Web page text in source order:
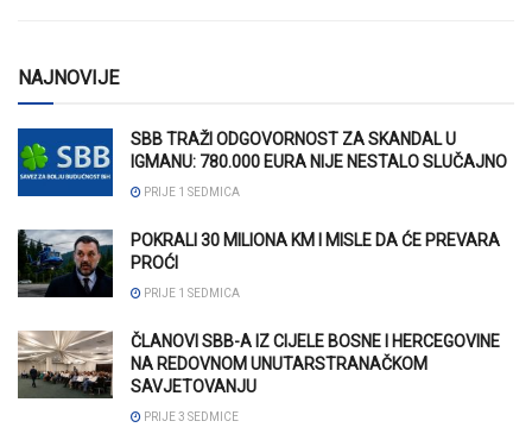
NAJNOVIJE
SBB TRAŽI ODGOVORNOST ZA SKANDAL U
IGMANU: 780.000 EURA NIJE NESTALO SLUČAJNO
PRIJE 1 SEDMICA
POKRALI 30 MILIONA KM I MISLE DA ĆE PREVARA
PROĆI
PRIJE 1 SEDMICA
ČLANOVI SBB-A IZ CIJELE BOSNE I HERCEGOVINE
NA REDOVNOM UNUTARSTRANAČKOM
SAVJETOVANJU
PRIJE 3 SEDMICE